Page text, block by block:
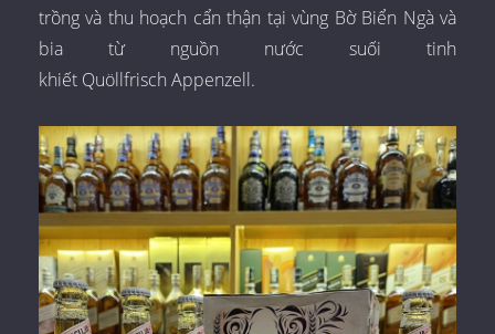
trồng và thu hoạch cẩn thận tại vùng Bờ Biển Ngà và
bia từ nguồn nước suối tinh
khiết Quöllfrisch Appenzell.